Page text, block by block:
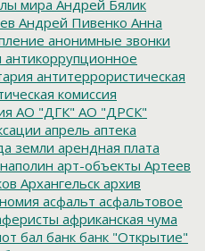
мира Андрей Бялик
Андрей Пивенко Анна
анонимные звонки
антикоррупционное
антитеррористическая
комиссия
АО "ДГК" АО "ДРСК"
апрель аптека
земли арендная плата
арт-объекты Артеев
Архангельск архив
асфальт асфальтовое
африканская чума
бал банк банк "Открытие"